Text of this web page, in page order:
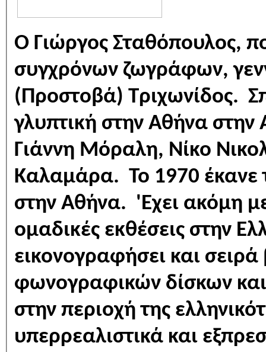
Ο Γιώργος Σταθόπουλος,
συγχρόνων ζωγράφων,
(Προστοβά) Τριχωνίδος.
γλυπτική στην Αθήνα
Γιάννη Μόραλη, Νίκο
Καλαμάρα. Το 1970 έκανε
στην Αθήνα. 'Εχει ακόμη
ομαδικές εκθέσεις στην
εικονογραφήσει και
φωνογραφικών δίσκων
στην περιοχή της
υπερρεαλιστικά και